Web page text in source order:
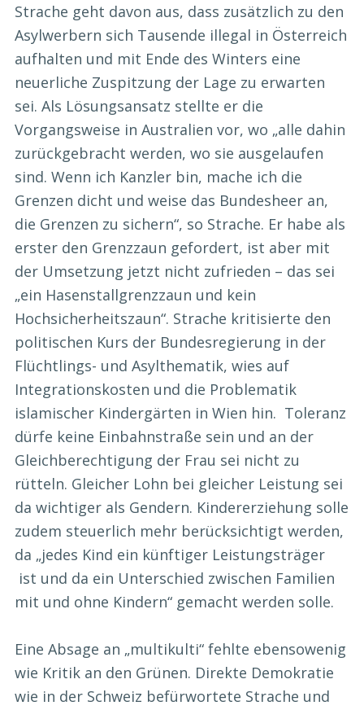
Strache geht davon aus, dass zusätzlich zu den
Asylwerbern sich Tausende illegal in Österreich
aufhalten und mit Ende des Winters eine
neuerliche Zuspitzung der Lage zu erwarten
sei. Als Lösungsansatz stellte er die
Vorgangsweise in Australien vor, wo „alle dahin
zurückgebracht werden, wo sie ausgelaufen
sind. Wenn ich Kanzler bin, mache ich die
Grenzen dicht und weise das Bundesheer an,
die Grenzen zu sichern“, so Strache. Er habe als
erster den Grenzzaun gefordert, ist aber mit
der Umsetzung jetzt nicht zufrieden – das sei
„ein Hasenstallgrenzzaun und kein
Hochsicherheitszaun“. Strache kritisierte den
politischen Kurs der Bundesregierung in der
Flüchtlings- und Asylthematik, wies auf
Integrationskosten und die Problematik
islamischer Kindergärten in Wien hin. Toleranz
dürfe keine Einbahnstraße sein und an der
Gleichberechtigung der Frau sei nicht zu
rütteln. Gleicher Lohn bei gleicher Leistung sei
da wichtiger als Gendern. Kindererziehung solle
zudem steuerlich mehr berücksichtigt werden,
da „jedes Kind ein künftiger Leistungsträger
ist und da ein Unterschied zwischen Familien
mit und ohne Kindern“ gemacht werden solle.
Eine Absage an „multikulti“ fehlte ebensowenig
wie Kritik an den Grünen. Direkte Demokratie
wie in der Schweiz befürwortete Strache und